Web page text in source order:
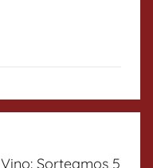
Sorteamos 5